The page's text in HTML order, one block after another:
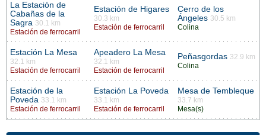
La Estación de
Cabañas de la
Sagra 30.1 km
Estación de ferrocarril
Estación de Higares
30.3 km
Estación de ferrocarril
Cerro de los
Ángeles 30.5 km
Colina
Estación La Mesa
32.1 km
Estación de ferrocarril
Apeadero La Mesa
32.1 km
Estación de ferrocarril
Peñasgordas 32.9 km
Colina
Estación de la
Poveda 33.1 km
Estación de ferrocarril
Estación La Poveda
33.1 km
Estación de ferrocarril
Mesa de Tembleque
33.7 km
Mesa(s)